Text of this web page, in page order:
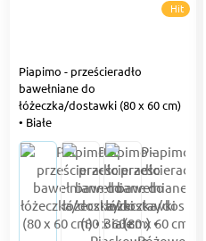
Hit
Piapimo - prześcieradło
bawełniane do
łóżeczka/dostawki (80 х 60 cm)
• Białe